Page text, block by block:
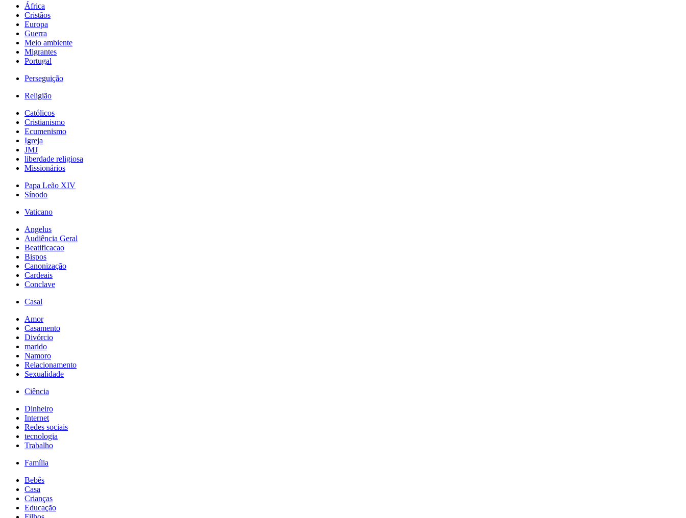
África
Cristãos
Europa
Guerra
Meio ambiente
Migrantes
Portugal
Perseguição
Religião
Católicos
Cristianismo
Ecumenismo
Igreja
JMJ
liberdade religiosa
Missionários
Papa Leão XIV
Sínodo
Vaticano
Angelus
Audiência Geral
Beatificacao
Bispos
Canonização
Cardeais
Conclave
Casal
Amor
Casamento
Divórcio
marido
Namoro
Relacionamento
Sexualidade
Ciência
Dinheiro
Internet
Redes sociais
tecnologia
Trabalho
Família
Bebês
Casa
Crianças
Educação